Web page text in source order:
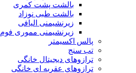
بالشت پشت کمری
بالشت طبی نوزاد
زیرنشیمنی الیافی
زیرنشیمنی مموری فوم
پالس اکسیمتر
تب سنج
ترازوهای دیجیتال خانگی
ترازوهای عقربه ای خانگی